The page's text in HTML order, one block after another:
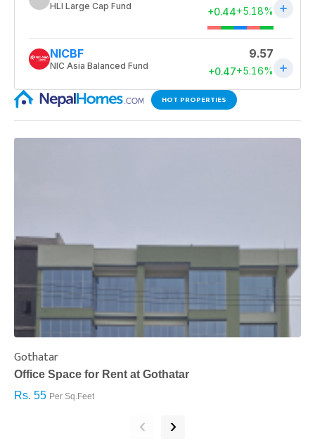
HOT PROPERTIES
Gothatar
Office Space for Rent at Gothatar
Rs. 55 Per Sq.Feet
‹ ›